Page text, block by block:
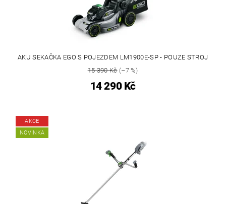
AKU SEKAČKA EGO S POJEZDEM LM1900E-SP - POUZE STROJ
15 390 Kč(–7 %)
14 290 Kč
AKCE
NOVINKA